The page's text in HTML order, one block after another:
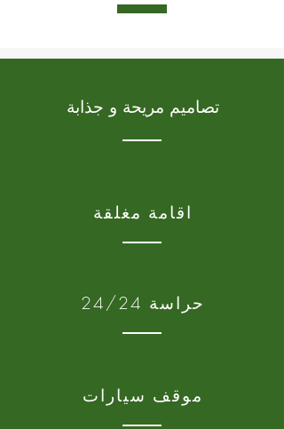
تصاميم مريحة و جذابة
اقامة مغلقة
حراسة 24/24
موقف سيارات